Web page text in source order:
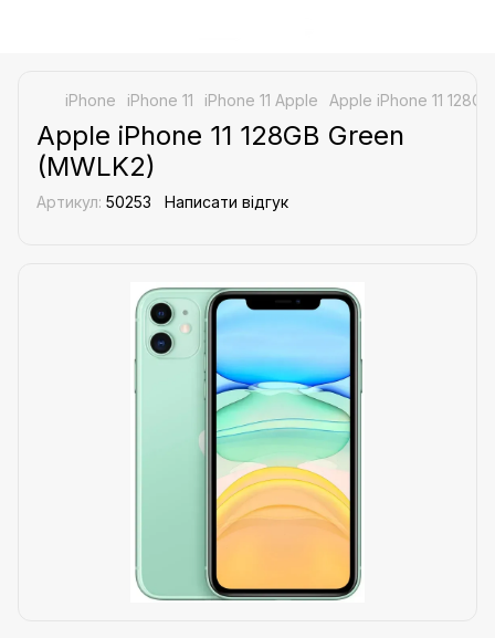
iPhone iPhone 11 iPhone 11 Apple Apple iPhone 11
Apple iPhone 11 128GB Green
(MWLK2)
Артикул: 50253 Написати відгук